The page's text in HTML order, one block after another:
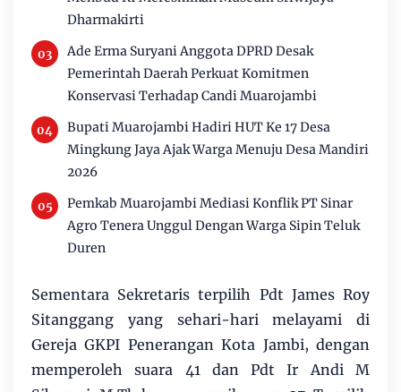
Dharmakirti
Ade Erma Suryani Anggota DPRD Desak
Pemerintah Daerah Perkuat Komitmen
Konservasi Terhadap Candi Muarojambi
Bupati Muarojambi Hadiri HUT Ke 17 Desa
Mingkung Jaya Ajak Warga Menuju Desa Mandiri
2026
Pemkab Muarojambi Mediasi Konflik PT Sinar
Agro Tenera Unggul Dengan Warga Sipin Teluk
Duren
Sementara Sekretaris terpilih Pdt James Roy
Sitanggang yang sehari-hari melayami di
Gereja GKPI Penerangan Kota Jambi, dengan
memperoleh suara 41 dan Pdt Ir Andi M